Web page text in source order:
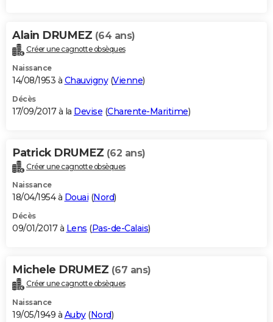
Alain DRUMEZ (64 ans)
Créer une cagnotte obsèques
Naissance
14/08/1953 à Chauvigny(Vienne)
Décès
17/09/2017 à la Devise (Charente-Maritime)
Patrick DRUMEZ (62 ans)
Créer une cagnotte obsèques
Naissance
18/04/1954 à Douai (Nord)
Décès
09/01/2017 à Lens (Pas-de-Calais)
Michele DRUMEZ (67 ans)
Créer une cagnotte obsèques
Naissance
19/05/1949 à Auby(Nord)